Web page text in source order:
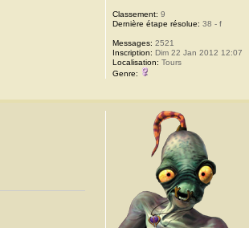
Classement: 9
Dernière étape résolue: 38 - f
Messages: 2521
Inscription: Dim 22 Jan 2012 12:07
Localisation: Tours
Genre: